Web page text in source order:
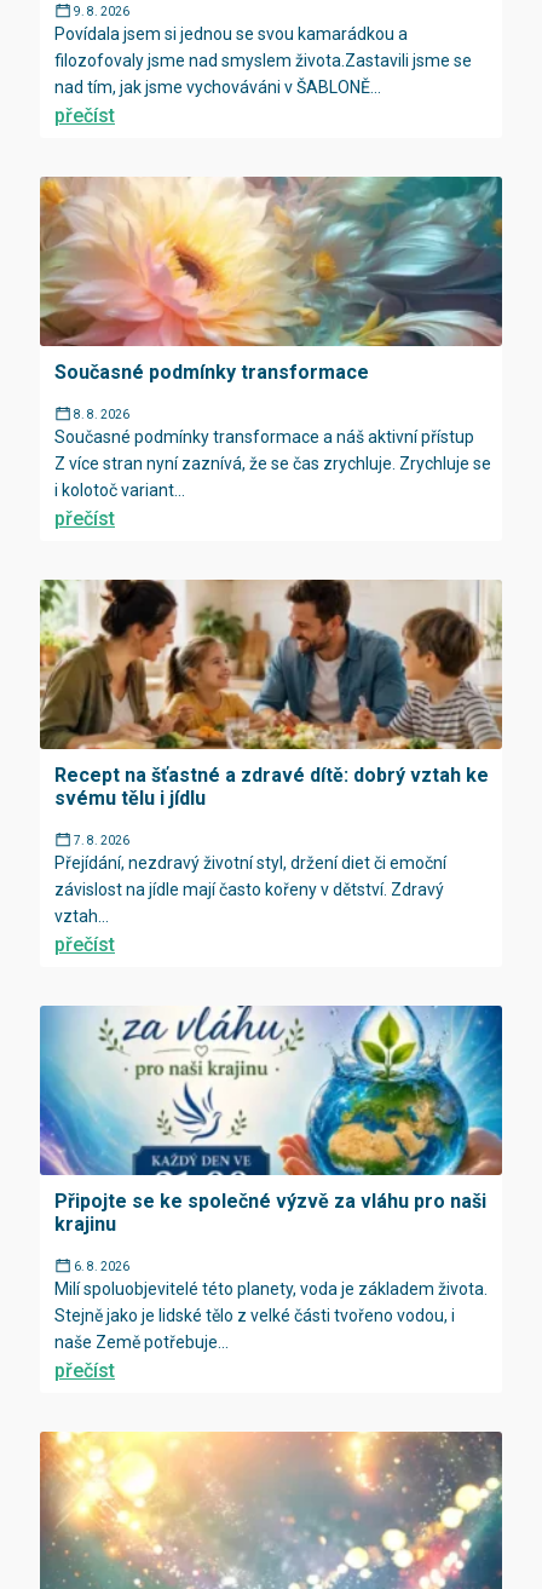
9. 8. 2026
Povídala jsem si jednou se svou kamarádkou a
filozofovaly jsme nad smyslem života.Zastavili jsme se
nad tím, jak jsme vychováváni v ŠABLONĚ...
přečíst
Současné podmínky transformace
8. 8. 2026
Současné podmínky transformace a náš aktivní přístup
Z více stran nyní zaznívá, že se čas zrychluje. Zrychluje se
i kolotoč variant...
přečíst
Recept na šťastné a zdravé dítě: dobrý vztah ke
svému tělu i jídlu
7. 8. 2026
Přejídání, nezdravý životní styl, držení diet či emoční
závislost na jídle mají často kořeny v dětství. Zdravý
vztah...
přečíst
Připojte se ke společné výzvě za vláhu pro naši
krajinu
6. 8. 2026
Milí spoluobjevitelé této planety, voda je základem života.
Stejně jako je lidské tělo z velké části tvořeno vodou, i
naše Země potřebuje...
přečíst